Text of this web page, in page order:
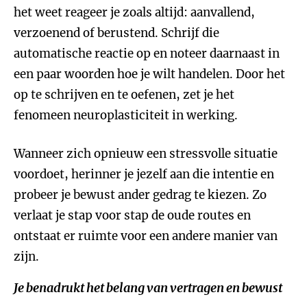
het weet reageer je zoals altijd: aanvallend,
verzoenend of berustend. Schrijf die
automatische reactie op en noteer daarnaast in
een paar woorden hoe je wilt handelen. Door het
op te schrijven en te oefenen, zet je het
fenomeen neuroplasticiteit in werking.
Wanneer zich opnieuw een stressvolle situatie
voordoet, herinner je jezelf aan die intentie en
probeer je bewust ander gedrag te kiezen. Zo
verlaat je stap voor stap de oude routes en
ontstaat er ruimte voor een andere manier van
zijn.
Je benadrukt het belang van vertragen en bewust